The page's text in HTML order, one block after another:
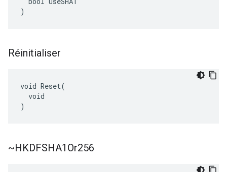
)
Réinitialiser
void Reset(
  void
)
~HKDFSHA1Or256